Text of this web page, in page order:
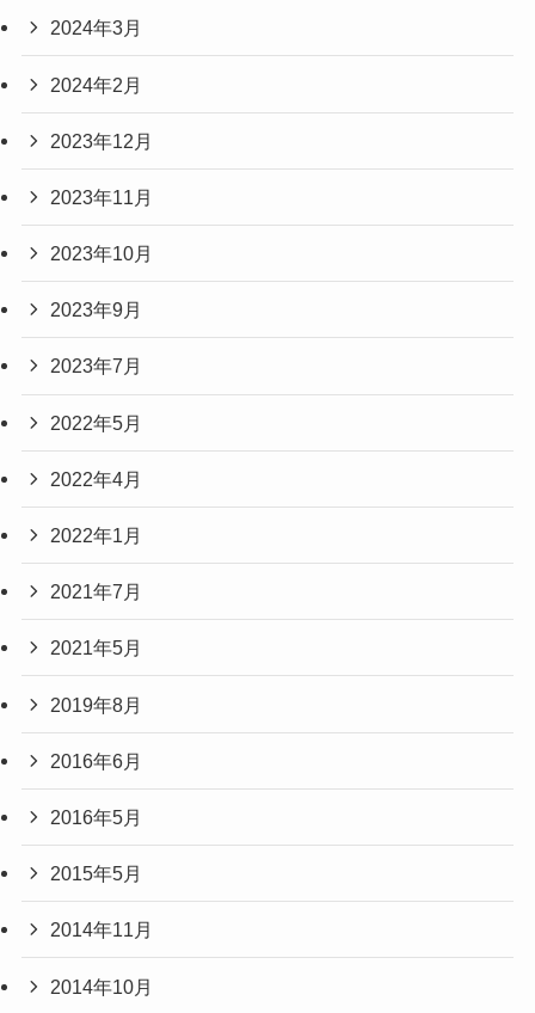
2024年3月
2024年2月
2023年12月
2023年11月
2023年10月
2023年9月
2023年7月
2022年5月
2022年4月
2022年1月
2021年7月
2021年5月
2019年8月
2016年6月
2016年5月
2015年5月
2014年11月
2014年10月